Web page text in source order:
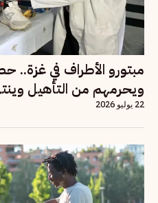
مبتورو الأطراف في غزة..
ويحرمهم من التأهيل
22 يوليو 2026